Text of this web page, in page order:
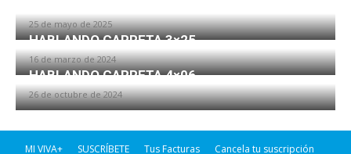
25 de mayo de 2025
HABLANDO CARRETA 3×25
16 de marzo de 2024
HABLANDO CARRETA 4×06
26 de octubre de 2024
MI VIVA+ SUSCRÍBETE Tus Facturas Cancela tu suscripción